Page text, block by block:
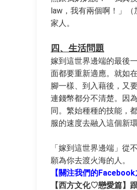
law，我有兩個啊！」
家人。
四、生活問題
嫁到這世界邊端的最後
面都要重新適應。就如
腳一樣、到入藉後，又
連錢幣都分不清楚。因
同。繁始種種的技能，
服的速度去融入這個新環
「嫁到這世界邊端」從
願為你去渡火海的人。
【關注我們的
【西方文化♡戀愛篇】